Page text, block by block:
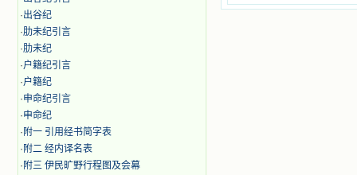
·出谷纪
·肋未纪引言
·肋未纪
·户籍纪引言
·户籍纪
·申命纪引言
·申命纪
· 附一 引用经书简字表
· 附二 经内译名表
· 附三 伊民旷野行程图及会幕